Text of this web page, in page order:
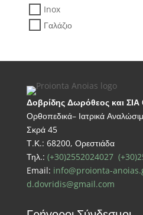
Inox
Γαλάζιο
Δοβρίδης Δωρόθεος και
Ορθοπεδικά– Ιατρικά
Σκρά 45
Τ.Κ.: 68200, Ορεστιάδα
Τηλ.: (+30)2552024027
Email: info@proionta-
d.dovridis@gmail.com